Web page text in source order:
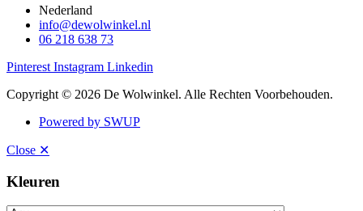
Nederland
info@dewolwinkel.nl
06 218 638 73
Pinterest Instagram Linkedin
Copyright © 2026 De Wolwinkel. Alle Rechten Voorbehouden.
Powered by SWUP
Close ✕
Kleuren